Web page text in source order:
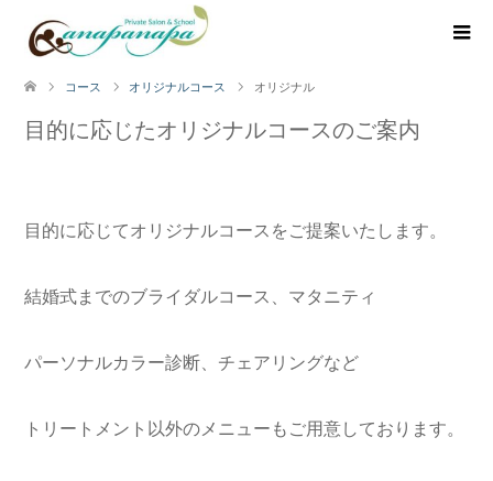
コース オリジナルコース オリジナル
目的に応じたオリジナルコースのご案内
目的に応じてオリジナルコースをご提案いたします。
結婚式までのブライダルコース、マタニティ
パーソナルカラー診断、チェアリングなど
トリートメント以外のメニューもご用意しております。